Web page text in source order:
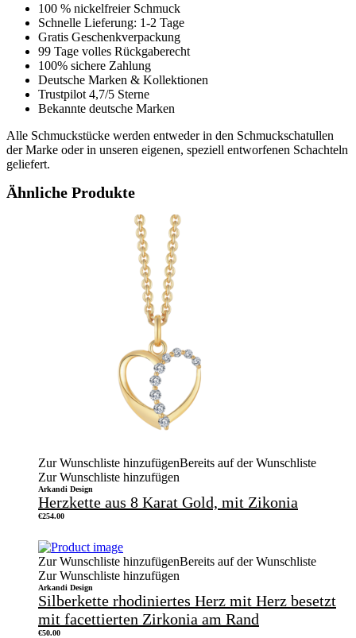
100 % nickelfreier Schmuck
Schnelle Lieferung: 1-2 Tage
Gratis Geschenkverpackung
99 Tage volles Rückgaberecht
100% sichere Zahlung
Deutsche Marken & Kollektionen
Trustpilot 4,7/5 Sterne
Bekannte deutsche Marken
Alle Schmuckstücke werden entweder in den Schmuckschatullen
der Marke oder in unseren eigenen, speziell entworfenen Schachteln
geliefert.
Ähnliche Produkte
Zur Wunschliste hinzufügenBereits auf der Wunschliste
Zur Wunschliste hinzufügen
Arkandi Design
Herzkette aus 8 Karat Gold, mit Zikonia
€254.00
Zur Wunschliste hinzufügenBereits auf der Wunschliste
Zur Wunschliste hinzufügen
Arkandi Design
Silberkette rhodiniertes Herz mit Herz besetzt
mit facettierten Zirkonia am Rand
€50.00